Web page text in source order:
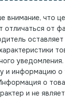
внимание, что
отличаться от
оставляет
и информацию о
о
и не